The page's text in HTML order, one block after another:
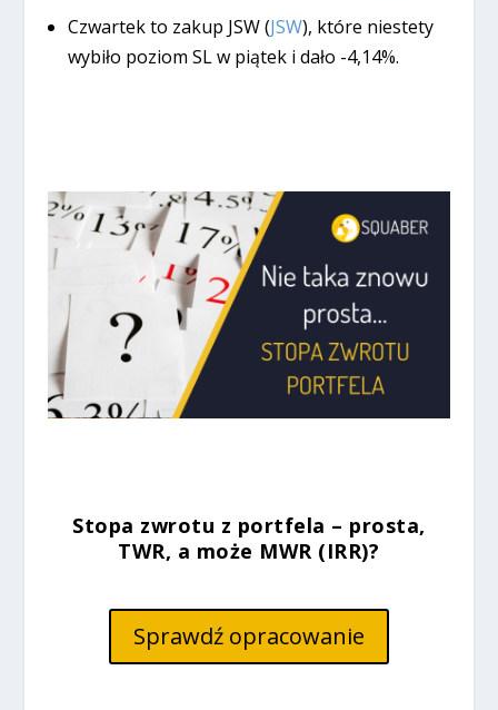
Czwartek to zakup JSW (JSW), które niestety
wybiło poziom SL w piątek i dało -4,14%.
Stopa zwrotu z portfela – prosta,
TWR, a może MWR (IRR)?
Sprawdź opracowanie